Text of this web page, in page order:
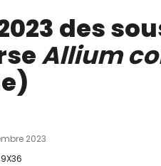
des
Allium
2023